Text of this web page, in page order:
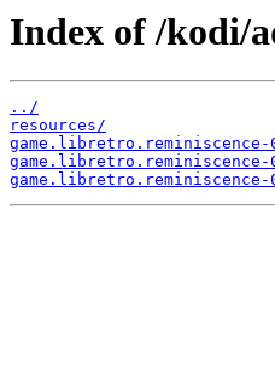
Index of /kodi/
../
resources/